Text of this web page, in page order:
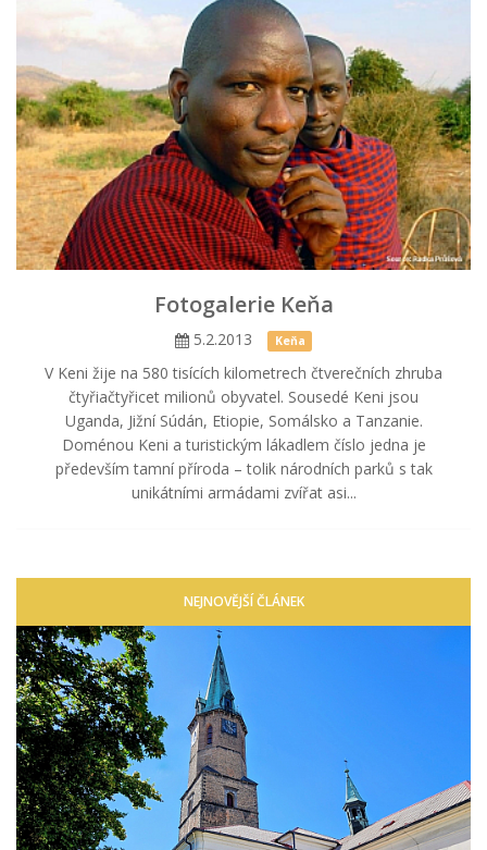
Fotogalerie Keňa
5.2.2013 Keňa
V Keni žije na 580 tisících kilometrech čtverečních zhruba
čtyřiačtyřicet milionů obyvatel. Sousedé Keni jsou
Uganda, Jižní Súdán, Etiopie, Somálsko a Tanzanie.
Doménou Keni a turistickým lákadlem číslo jedna je
především tamní příroda – tolik národních parků s tak
unikátními armádami zvířat asi...
NEJNOVĚJŠÍ ČLÁNEK